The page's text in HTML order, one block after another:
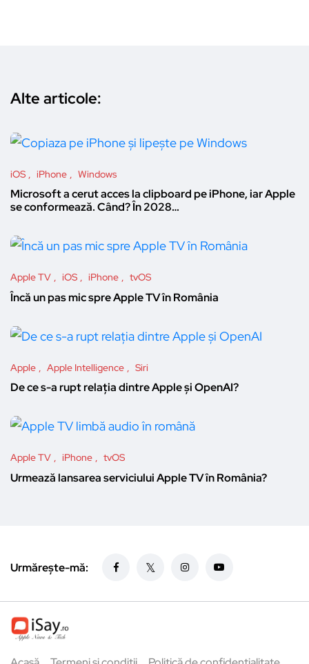
Alte articole:
iOS iPhone Windows
Microsoft a cerut acces la clipboard pe iPhone, iar Apple
se conformează. Când? În 2028…
Apple TV iOS iPhone tvOS
Încă un pas mic spre Apple TV în România
Apple Apple Intelligence Siri
De ce s-a rupt relația dintre Apple și OpenAI?
Apple TV iPhone tvOS
Urmează lansarea serviciului Apple TV în România?
Urmărește-mă: